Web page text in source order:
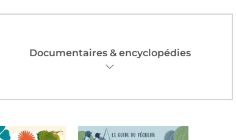
Documentaires & encyclopédies